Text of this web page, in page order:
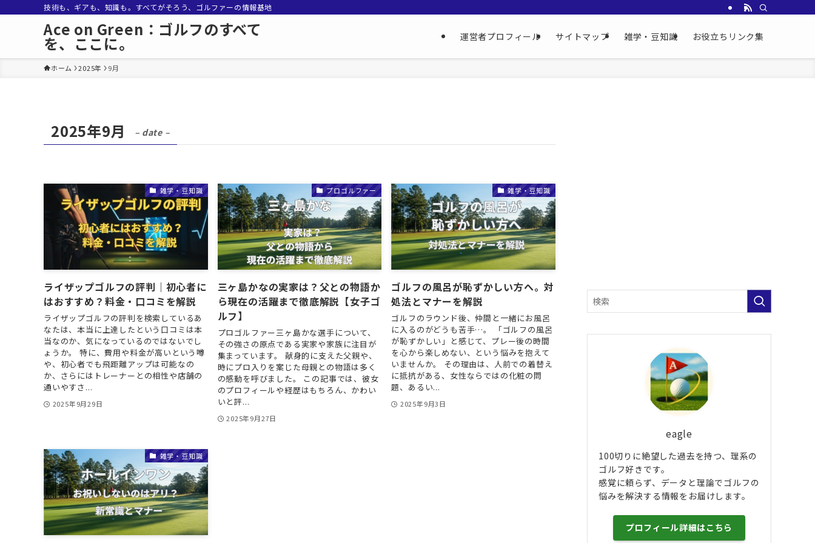
技術も、ギアも、知識も。すべてがそろう、ゴルファーの情報基地
Ace on Green：ゴルフのすべて
を、ここに。 運営者プロフィール サイトマップ 雑学・豆知識 お役立ちリンク集
ホーム 2025年 9月
2025年9月 – date –
雑学・豆知識
ライザップゴルフの評判｜初心者に
はおすすめ？料金・口コミを解説
ライザップゴルフの評判を検索しているあ
なたは、本当に上達したという口コミは本
当なのか、気になっているのではないでし
ょうか。 特に、費用や料金が高いという噂
や、初心者でも飛距離アップは可能なの
か、さらにはトレーナーとの相性や店舗の
通いやすさ...
2025年9月29日
プロゴルファー
三ヶ島かなの実家は？父との物語か
ら現在の活躍まで徹底解説【女子ゴ
ルフ】
プロゴルファー三ヶ島かな選手について、
その強さの原点である実家や家族に注目が
集まっています。 献身的に支えた父親や、
時にプロ入りを案じた母親との物語は多く
の感動を呼びました。 この記事では、彼女
のプロフィールや経歴はもちろん、かわい
いと評...
2025年9月27日
雑学・豆知識
ゴルフの風呂が恥ずかしい方へ。対
処法とマナーを解説
ゴルフのラウンド後、仲間と一緒にお風呂
に入るのがどうも苦手…。 「ゴルフの風呂
が恥ずかしい」と感じて、プレー後の時間
を心から楽しめない、という悩みを抱えて
いませんか。 その理由は、人前での着替え
に抵抗がある、女性ならではの化粧の問
題、あるい...
2025年9月3日
雑学・豆知識
eagle
100切りに絶望した過去を持つ、理系の
ゴルフ好きです。
感覚に頼らず、データと理論でゴルフの
悩みを解決する情報をお届けします。
プロフィール詳細はこちら